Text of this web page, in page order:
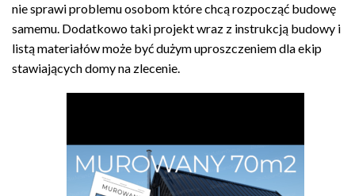
nie sprawi problemu osobom które chcą rozpocząć budowę
samemu. Dodatkowo taki projekt wraz z instrukcją budowy i
listą materiałów może być dużym uproszczeniem dla ekip
stawiających domy na zlecenie.